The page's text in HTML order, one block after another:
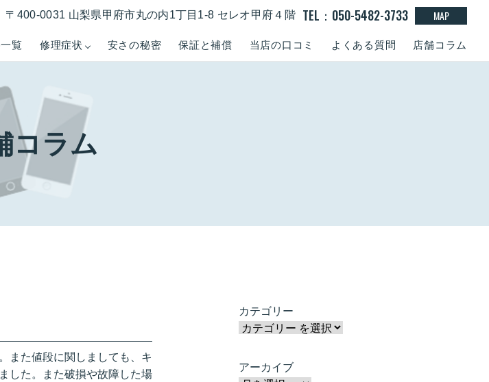
覧 修理症状 安さの秘密 保証と補償 当店の口コミ よくある質問 店舗コラム
〒400-0031 山梨県甲府市丸の内1丁目1-8 セレオ甲府４階 TEL：050-5482-3733 MAP
コラム
また値段に関しましても、キ
した。また破損や故障した場
カテゴリー
アーカイブ